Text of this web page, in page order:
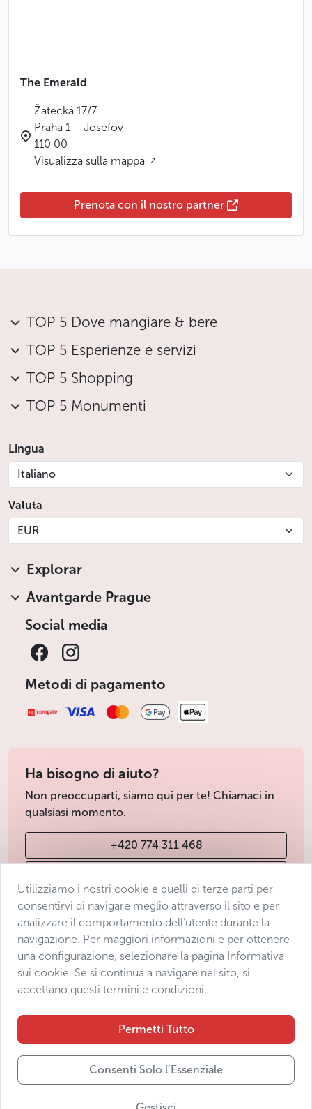
The Emerald
Žatecká 17/7
Praha 1 – Josefov
110 00
Visualizza sulla mappa
Prenota con il nostro partner
TOP 5 Dove mangiare & bere
TOP 5 Esperienze e servizi
TOP 5 Shopping
TOP 5 Monumenti
Lingua
Italiano
Valuta
EUR
Explorar
Avantgarde Prague
Social media
Metodi di pagamento
Ha bisogno di aiuto?
Non preoccuparti, siamo qui per te! Chiamaci in
qualsiasi momento.
+420 774 311 468
Condizioni di vendita
Protezione dei dati
Dichiarazione di accessibilità
Manage consent
Utilizziamo i nostri cookie e quelli di terze parti per
consentirvi di navigare meglio attraverso il sito e per
analizzare il comportamento dell’utente durante la
navigazione. Per maggiori informazioni e per ottenere
una configurazione, selezionare la pagina Informativa
sui cookie. Se si continua a navigare nel sito, si
accettano questi termini e condizioni.
Permetti Tutto
Consenti Solo l’Essenziale